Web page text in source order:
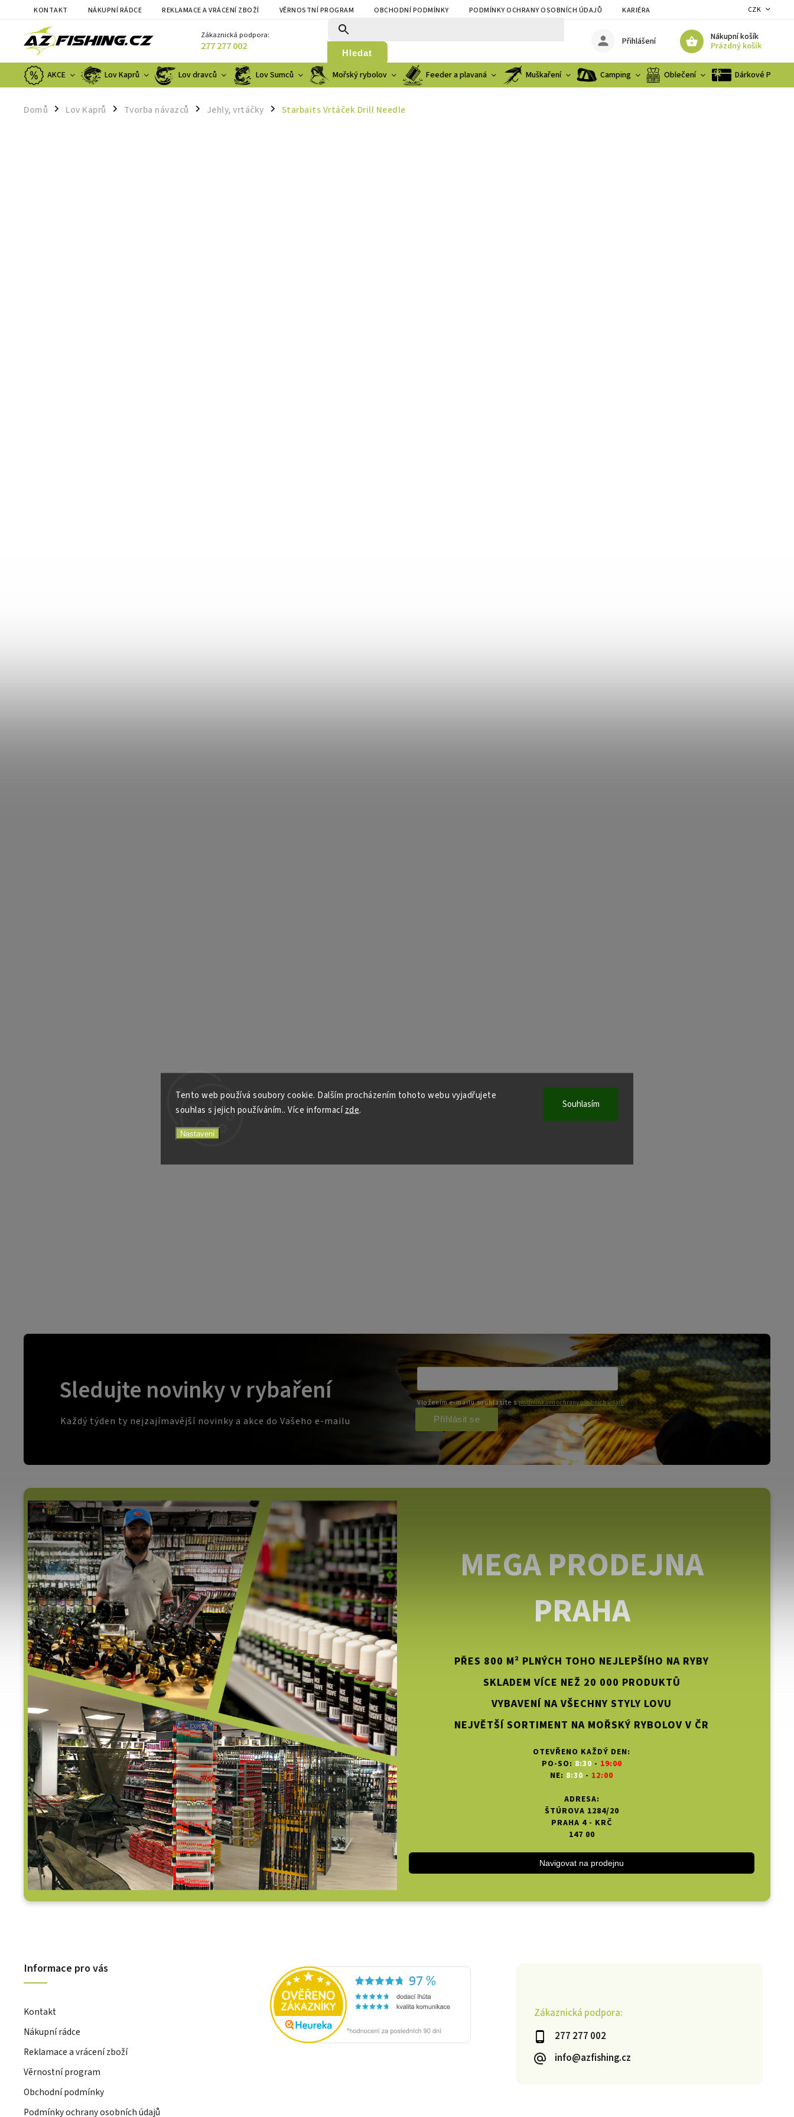
Tento web používá soubory cookie. Dalším procházením tohoto webu vyjadřujete
souhlas s jejich používáním.. Více informacízde.
Nastavení
Souhlasím
KONTAKT NÁKUPNÍ RÁDCE REKLAMACE A VRÁCENÍ ZBOŽÍ VĚRNOSTNÍ PROGRAM OBCHODNÍ PODMÍNKY PODMÍNKY OCHRANY OSOBNÍCH ÚDAJŮ KARIÉRA CZK
Zákaznická podpora:
277 277 002 Hledat
Nákupní košík
Prázdný košík
Přihlášení
AKCE Lov Kaprů Lov dravců Lov Sumců Mořský rybolov Feeder a plavaná Muškaření Camping Oblečení Dárkové
Domů / Lov Kaprů / Tvorba návazců / Jehly, vrtáčky / Starbaits Vrtáček Drill Needle
Zákaznická podpora:
277 277 002
info@azfishing.cz
MEGA PRODEJNA
PRAHA
PŘES 800 M² PLNÝCH TOHO NEJLEPŠÍHO NA RYBY
SKLADEM VÍCE NEŽ 20 000 PRODUKTŮ
VYBAVENÍ NA VŠECHNY STYLY LOVU
NEJVĚTŠÍ SORTIMENT NA MOŘSKÝ RYBOLOV V ČR
OTEVŘENO KAŽDÝ DEN:
PO-SO: 8:30 - 19:00
NE: 8:30 - 12:00
ADRESA:
ŠTÚROVA 1284/20
PRAHA 4 - KRČ
147 00
Navigovat na prodejnu
Sledujte novinky v rybaření
Každý týden ty nejzajímavější novinky a akce do Vašeho e-mailu
Vložením e-mailu souhlasíte spodmínkami ochrany osobních údajů
Přihlásit se
Informace pro vás
Kontakt
Nákupní rádce
Reklamace a vrácení zboží
Věrnostní program
Obchodní podmínky
Podmínky ochrany osobních údajů